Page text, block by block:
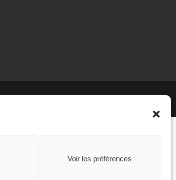
Voir les préférences